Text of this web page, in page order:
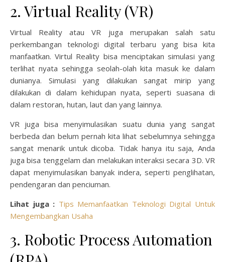
2. Virtual Reality (VR)
Virtual Reality atau VR juga merupakan salah satu
perkembangan teknologi digital terbaru yang bisa kita
manfaatkan. Virtul Reality bisa menciptakan simulasi yang
terlihat nyata sehingga seolah-olah kita masuk ke dalam
dunianya. Simulasi yang dilakukan sangat mirip yang
dilakukan di dalam kehidupan nyata, seperti suasana di
dalam restoran, hutan, laut dan yang lainnya.
VR juga bisa menyimulasikan suatu dunia yang sangat
berbeda dan belum pernah kita lihat sebelumnya sehingga
sangat menarik untuk dicoba. Tidak hanya itu saja, Anda
juga bisa tenggelam dan melakukan interaksi secara 3D. VR
dapat menyimulasikan banyak indera, seperti penglihatan,
pendengaran dan penciuman.
Lihat juga : Tips Memanfaatkan Teknologi Digital Untuk
Mengembangkan Usaha
3. Robotic Process Automation